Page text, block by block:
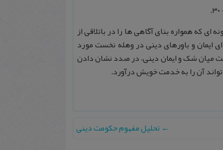
که همواره بنای آگاهی ها را در باتلاقی از
و باورهای دینی در وهله نخست مورد
میان شک و ایمان دینی، در صدد نشان دادن
آن را به خدمت خویش درآورد.
← تحلیل مفهوم حكومت دینی